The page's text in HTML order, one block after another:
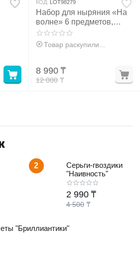
КОД: LOT98279
Набор для ныряния «На
волне» 6 предметов,
МИКС
Товар раскупили...
12 000 ₸
8 990 ₸
2
Серьги-гвоздики
"Наивность"
4 500 ₸
2 990 ₸
"Бриллиантики"